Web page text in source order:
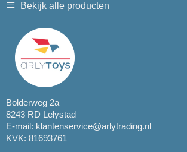
Bekijk alle producten
Bolderweg 2a
8243 RD Lelystad
E-mail: klantenservice@arlytrading.nl
KVK: 81693761